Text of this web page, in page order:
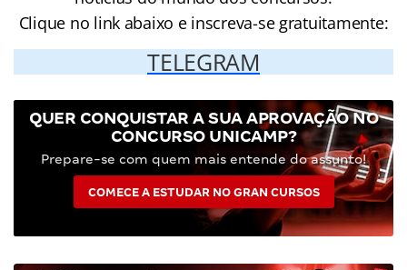
Clique no link abaixo e inscreva-se gratuitamente:
TELEGRAM
QUER CONQUISTAR A SUA APROVAÇÃO NO
CONCURSO UNICAMP?
Prepare-se com quem mais entende do assunto!
COMECE A ESTUDAR NO GRAN CURSOS